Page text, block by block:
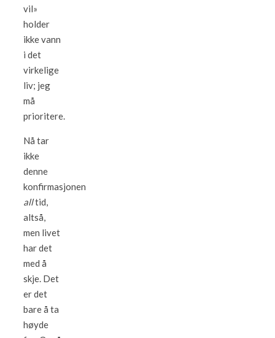
vil»
holder
ikke vann
i det
virkelige
liv; jeg
må
prioritere.
Nå tar
ikke
denne
konfirmasjonen
alltid,
altså,
men livet
har det
med å
skje. Det
er det
bare å ta
høyde